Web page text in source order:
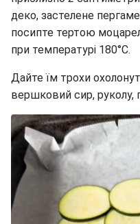
деко, застелене
посипте тертою
при температурі 180°C.
Дайте їм трохи
вершковий сир, руколу,